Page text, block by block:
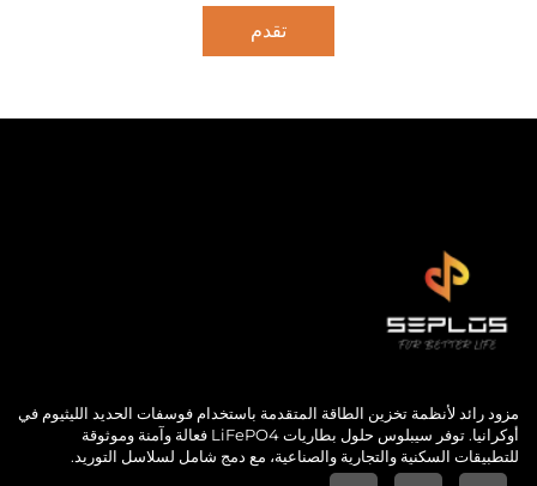
تقدم
مزود رائد لأنظمة تخزين الطاقة المتقدمة باستخدام فوسفات الحديد الليثيوم في
أوكرانيا. توفر سيبلوس حلول بطاريات LiFePO4 فعالة وآمنة وموثوقة
للتطبيقات السكنية والتجارية والصناعية، مع دمج شامل لسلاسل التوريد.